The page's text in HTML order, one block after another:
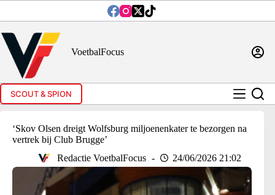
inhoud
VoetbalFocus
SCOUT & SPION
‘Skov Olsen dreigt Wolfsburg miljoenenkater te bezorgen na
vertrek bij Club Brugge’
Redactie VoetbalFocus
24/06/2026 21:02